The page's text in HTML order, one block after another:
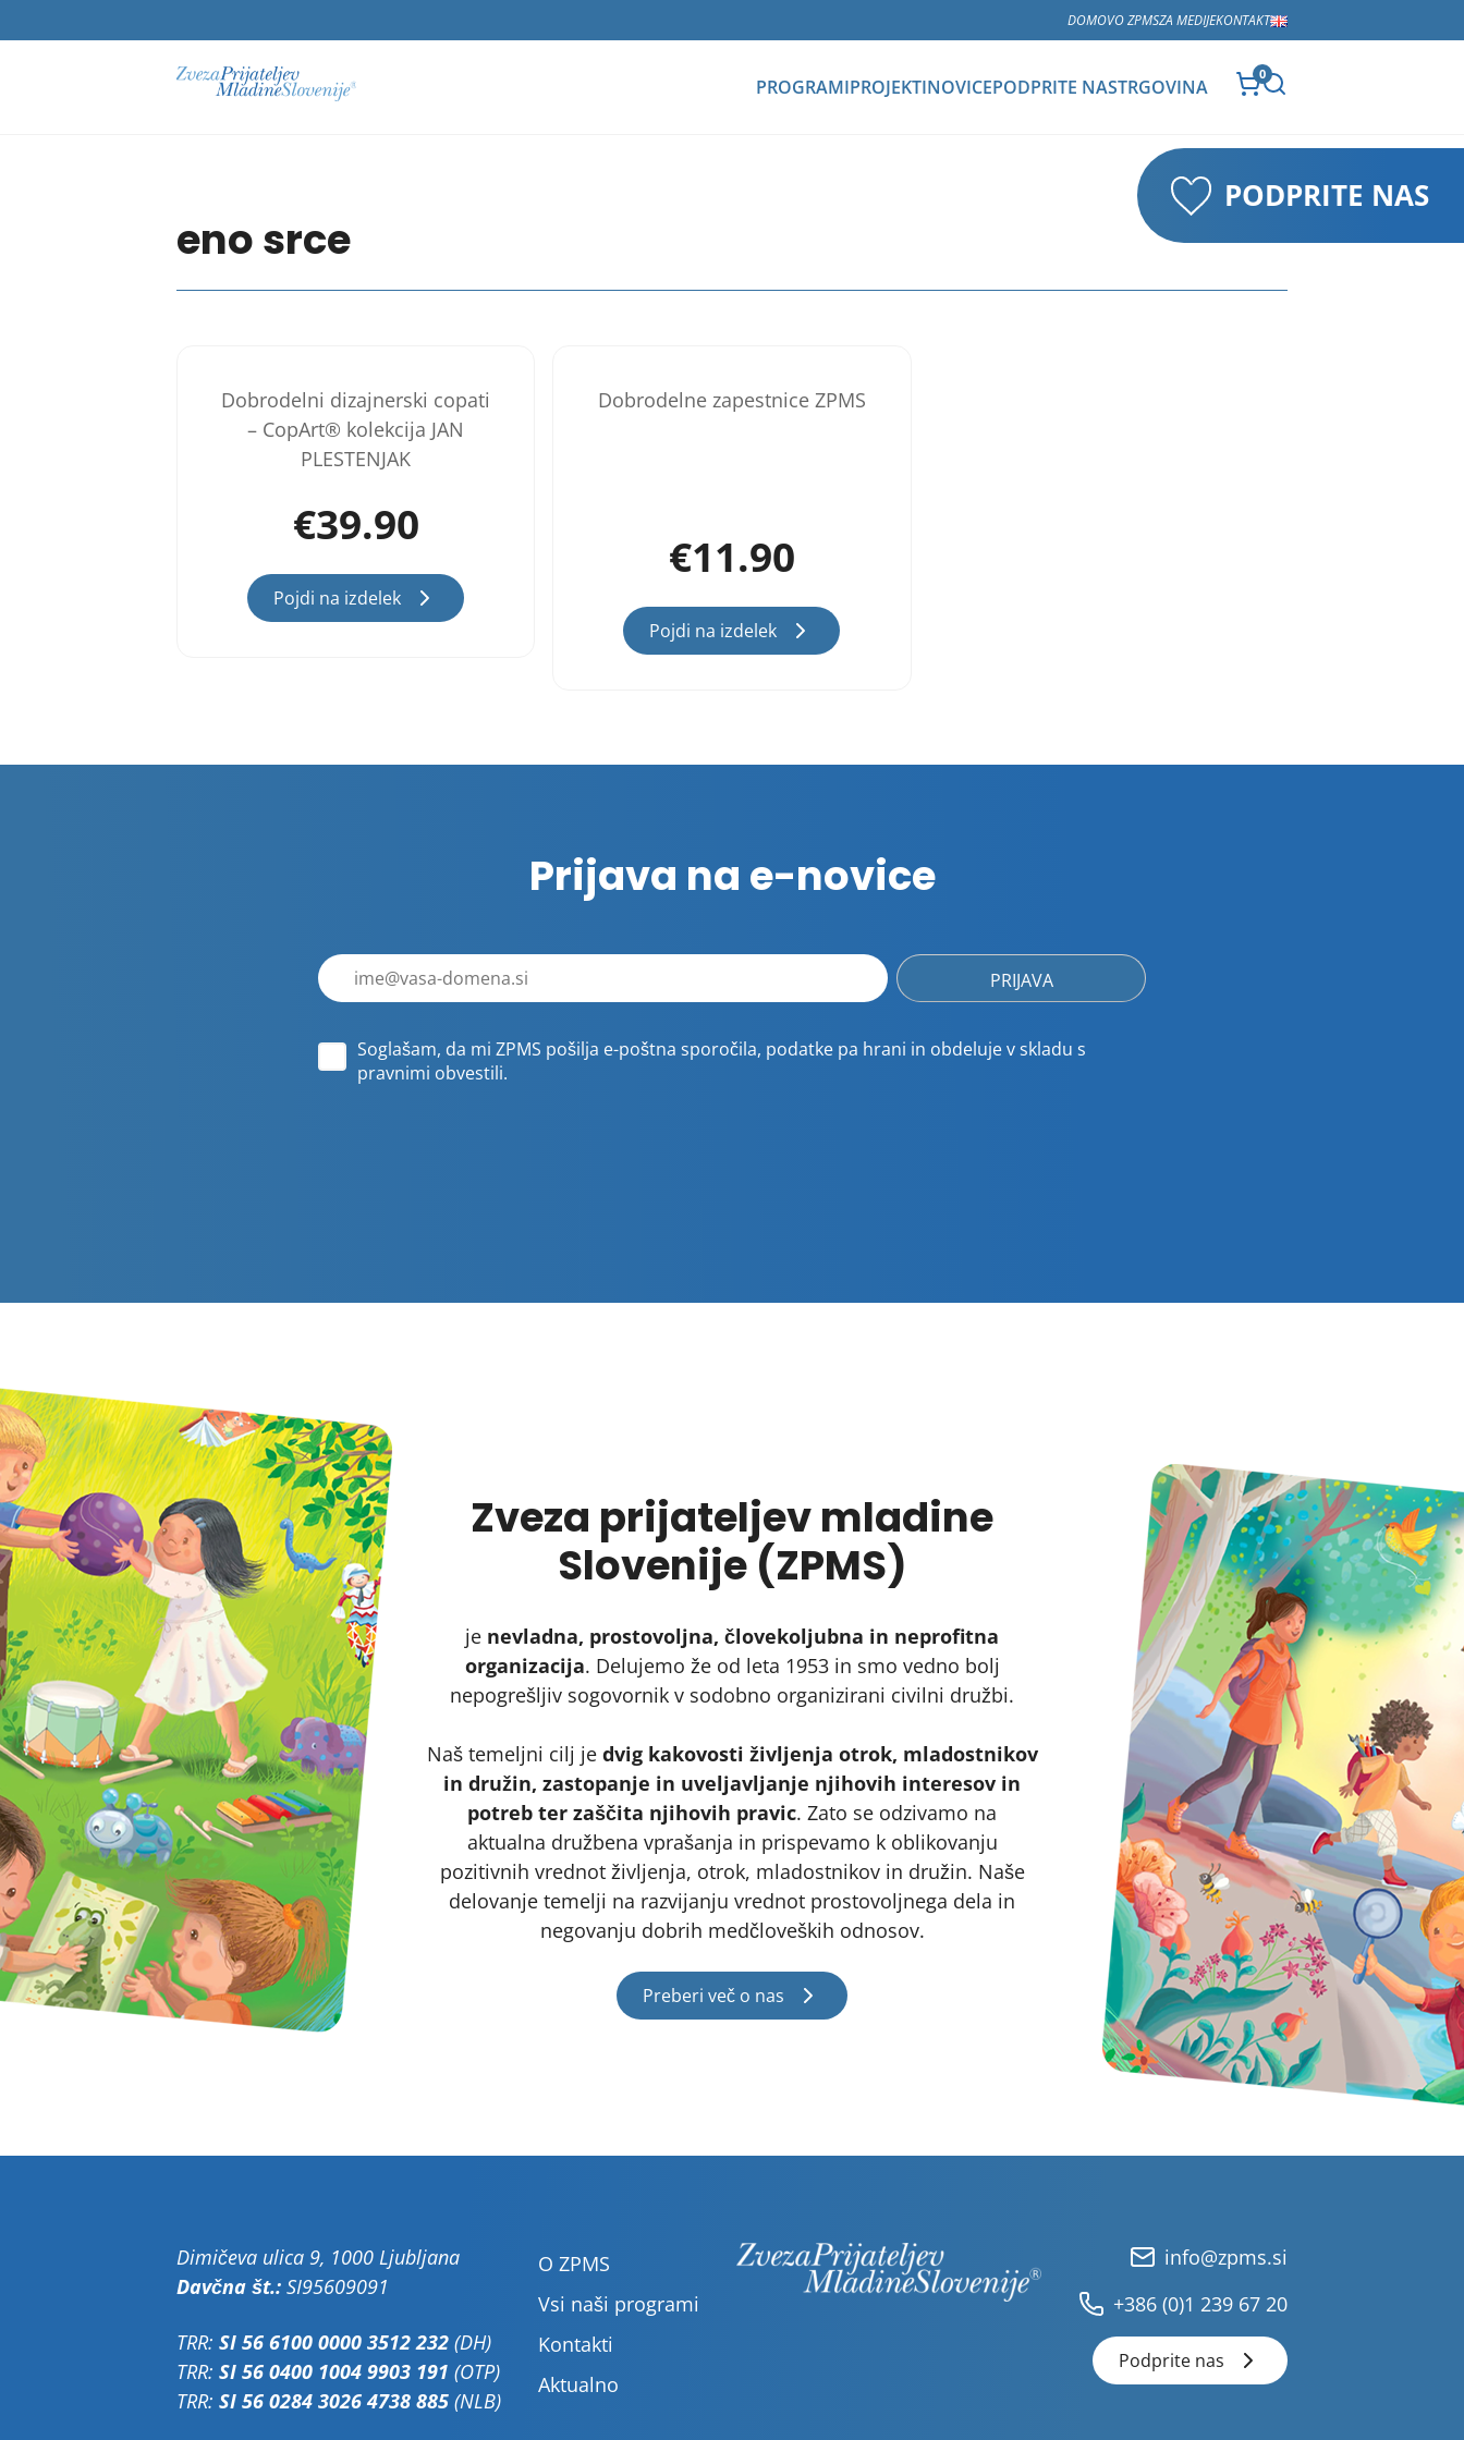
DOMOVO ZPMSZA MEDIJEKONTAKT
PROGRAMIPROJEKTINOVICEPODPRITE NASTRGOVINA
0
PODPRITE NAS
eno srce
Dobrodelni dizajnerski copati
– CopArt® kolekcija JAN
PLESTENJAK
€39.90
Pojdi na izdelek
Dobrodelne zapestnice ZPMS
€11.90
Pojdi na izdelek
Prijava na e-novice
E-
poštni
Soglašam, da mi ZPMS pošilja e-poštna sporočila, podatke pa hrani in obdeluje v skladu s
pravnimi obvestili.
Zveza prijateljev mladine
Slovenije (ZPMS)
je nevladna, prostovoljna, človekoljubna in neprofitna
organizacija. Delujemo že od leta 1953 in smo vedno bolj
nepogrešljiv sogovornik v sodobno organizirani civilni družbi.
Naš temeljni cilj je dvig kakovosti življenja otrok, mladostnikov
in družin, zastopanje in uveljavljanje njihovih interesov in
potreb ter zaščita njihovih pravic. Zato se odzivamo na
aktualna družbena vprašanja in prispevamo k oblikovanju
pozitivnih vrednot življenja, otrok, mladostnikov in družin. Naše
delovanje temelji na razvijanju vrednot prostovoljnega dela in
negovanju dobrih medčloveških odnosov.
Preberi več o nas
Dimičeva ulica 9, 1000 Ljubljana
Davčna št.: SI95609091
TRR: SI 56 6100 0000 3512 232 (DH)
TRR: SI 56 0400 1004 9903 191 (OTP)
TRR: SI 56 0284 3026 4738 885 (NLB)
O ZPMS
Vsi naši programi
Kontakti
Aktualno
info@zpms.si
+386 (0)1 239 67 20
Podprite nas